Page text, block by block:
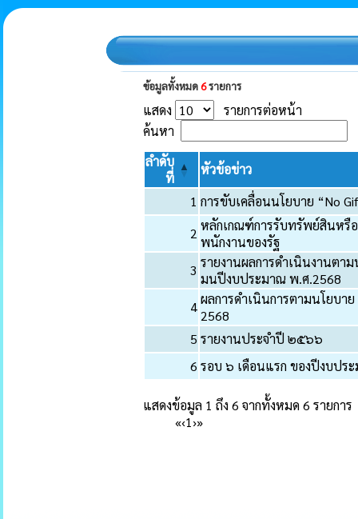
ข้อมูลทั้งหมด6รายการ
แสดง
รายการต่อหน้า
ค้นหา
ลำดับ
ที่
หัวข้อข่าว
1 การขับเคลื่อนนโยบาย “No
2 หลักเกณฑ์การรับทรัพย์สินหรือ
พนักงานของรัฐ
3 รายงานผลการดำเนินงานตา
มนปีงบประมาณ พ.ศ.2568
4ผลการดำเนินการตามนโยบา
2568
5 รายงานประจำปี ๒๕๖๖
6 รอบ ๖ เดือนแรก ของปีงบป
แสดงข้อมูล 1 ถึง 6 จากทั้งหมด 6 รายการ
«‹1›»